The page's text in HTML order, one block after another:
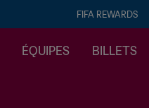
FIFA REWARDS
ÉQUIPES BILLETS